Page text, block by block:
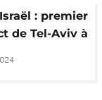
: premier
de Tel-Aviv à
Cheikh